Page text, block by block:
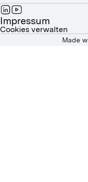
Impressum
Cookies verwalten
Made